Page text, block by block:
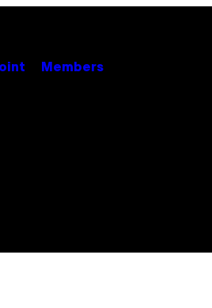
Members